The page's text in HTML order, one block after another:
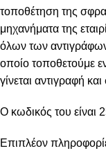
τοποθέτηση της
μηχανήματα της
όλων των
οποίο τοποθετούμε
γίνεται αντιγραφή
Ο κωδικός του
Επιπλέον